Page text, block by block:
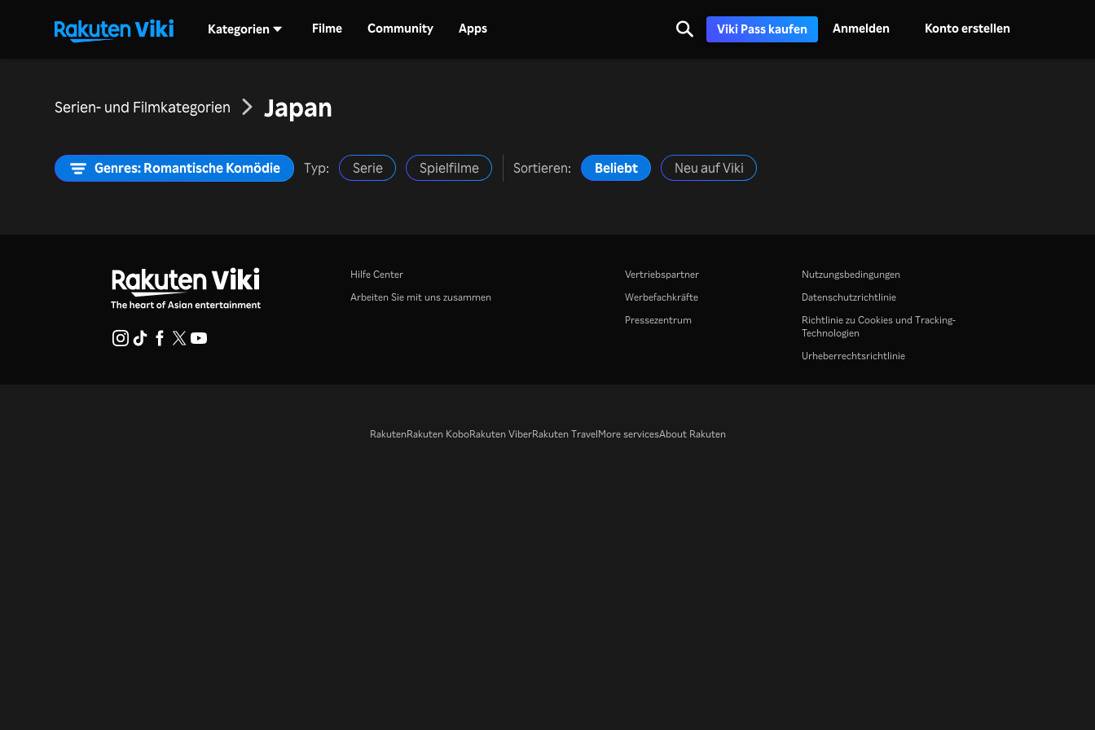
Kategorien Filme Community Apps Viki Pass kaufen Anmelden Konto erstellen
Serien- und Filmkategorien Japan
Genres: Romantische Komödie Typ: Serie Spielfilme Sortieren: Beliebt Neu auf Viki
Hilfe Center
Arbeiten Sie mit uns zusammen
Vertriebspartner
Werbefachkräfte
Pressezentrum
Nutzungsbedingungen
Datenschutzrichtlinie
Richtlinie zu Cookies und Tracking-
Technologien
Urheberrechtsrichtlinie
RakutenRakuten KoboRakuten ViberRakuten TravelMore servicesAbout Rakuten